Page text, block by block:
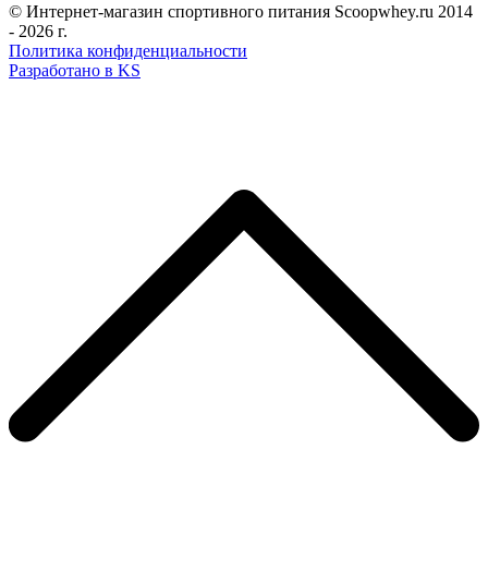
© Интернет-магазин спортивного питания Scoopwhey.ru 2014
- 2026 г.
Политика конфиденциальности
Разработано в KS